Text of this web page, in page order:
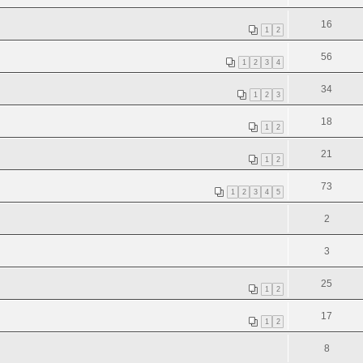
1 2 16
1 2 3 4 56
1 2 3 34
1 2 18
1 2 21
1 2 3 4 5 73
2
3
1 2 25
1 2 17
8